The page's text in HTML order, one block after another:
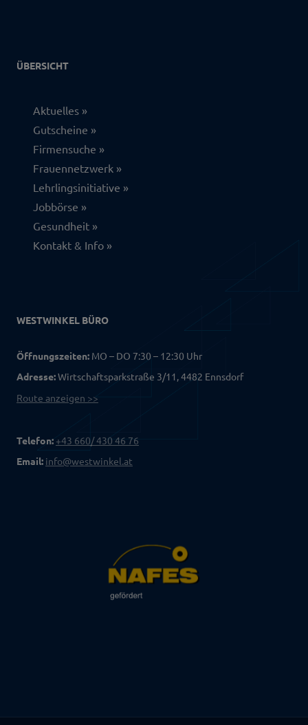
ÜBERSICHT
Aktuelles
Gutscheine
Firmensuche
Frauennetzwerk
Lehrlingsinitiative
Jobbörse
Gesundheit
Kontakt & Info
WESTWINKEL BÜRO
Öffnungszeiten: MO – DO 7:30 – 12:30 Uhr
Adresse:Wirtschaftsparkstraße 3/11, 4482 Ennsdorf
Route anzeigen >>
Telefon: +43 660/ 430 46 76
Email: info@westwinkel.at